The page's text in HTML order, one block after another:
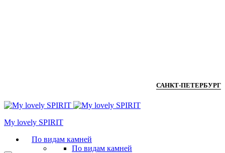
САНКТ-ПЕТЕРБУРГ
Мy lovely SPIRIT
По видам камней
По видам камней